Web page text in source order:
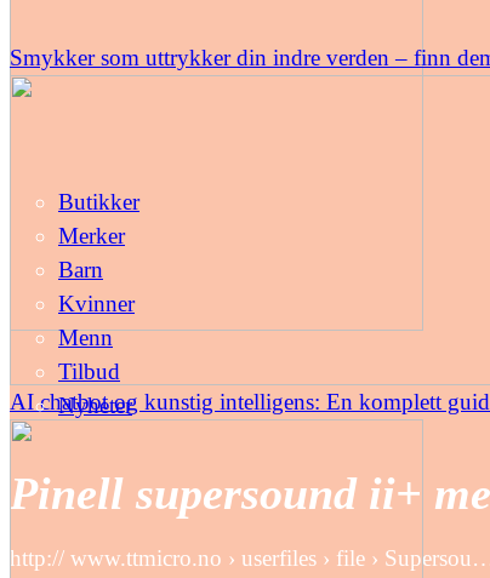
Smykker som uttrykker din indre verden – finn
AI chatbot og kunstig intelligens: En komplett
Butikker
Merker
Barn
Kvinner
Menn
Tilbud
Nyheter
Pinell supersound ii+
http:// www.ttmicro.no › userfiles › file ›